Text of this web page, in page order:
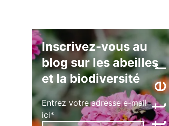
Inscrivez-vous au
blog sur les abeilles
et la biodiversité
Entrez votre adresse e-mail
ici*